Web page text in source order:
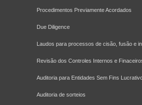
Procedimentos Previamente Acordados
Due Diligence
Laudos para processos de cisão, fusão e
Revisão dos Controles Internos e
Auditoria para Entidades Sem Fins
Auditoria de sorteios